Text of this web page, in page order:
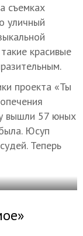
съемках
уличный
красивые
проекта «Ты
вышли 57 юных
Юсуп
Теперь